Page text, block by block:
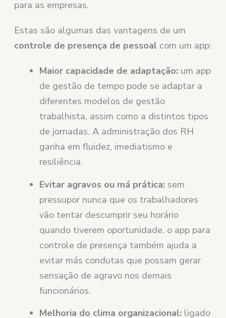
para as empresas.
Estas são algumas das vantagens de um
controle de presença de pessoal com um app:
Maior capacidade de adaptação: um app
de gestão de tempo pode se adaptar a
diferentes modelos de gestão
trabalhista, assim como a distintos tipos
de jornadas. A administração dos RH
ganha em fluidez, imediatismo e
resiliência.
Evitar agravos ou má prática: sem
pressupor nunca que os trabalhadores
vão tentar descumprir seu horário
quando tiverem oportunidade, o app para
controle de presença também ajuda a
evitar más condutas que possam gerar
sensação de agravo nos demais
funcionários.
Melhoria do clima organizacional: ligado